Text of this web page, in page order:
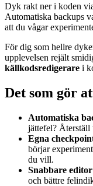
Dyk rakt ner i koden
Automatiska backups
att du vågar
För dig som hellre
upplevelsen rejält
källkodsredigerare i
Det som gör
Automatiska
jättefel?
Egna
börjar
du vill.
Snabbare editor
och bättre